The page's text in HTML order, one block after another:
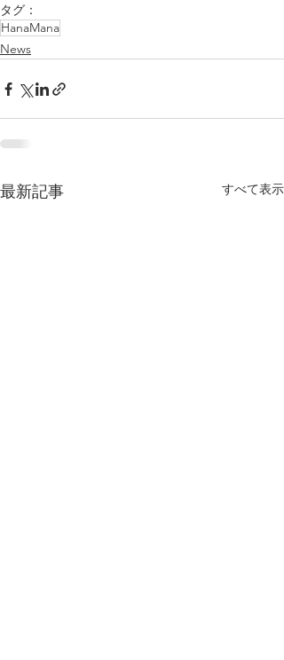
タグ：
HanaMana
News
最新記事 すべて表示